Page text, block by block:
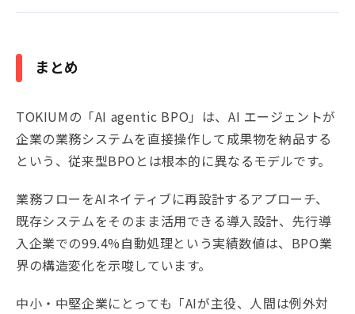
まとめ
TOKIUMの「AI agentic BPO」は、AI エージェントが
企業の業務システムを直接操作して成果物を納品する
という、従来型BPOとは根本的に異なるモデルです。
業務フローをAIネイティブに再設計するアプローチ、
既存システムをそのまま活用できる導入設計、先行導
入企業での99.4%自動処理という実績数値は、BPO業
界の構造変化を示唆しています。
中小・中堅企業にとっても「AIが主役、人間は例外対